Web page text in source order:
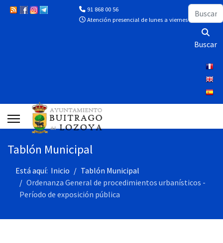
91 868 00 56
Atención presencial de lunes a viernes de 10:00 a
Buscar
Buscar
Tablón Municipal
Está aquí: Inicio
Tablón Municipal
Ordenanza General de procedimientos urbanísticos -
Período de exposición pública